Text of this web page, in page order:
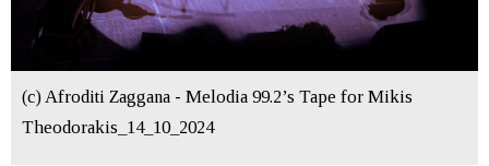
(c) Afroditi Zaggana - Melodia 99.2’s Tape for Mikis
Theodorakis_14_10_2024